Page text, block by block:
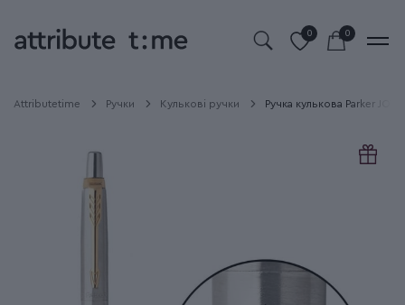
0 0
Attributetime Ручки Кулькові ручки Ручка кулькова Parker